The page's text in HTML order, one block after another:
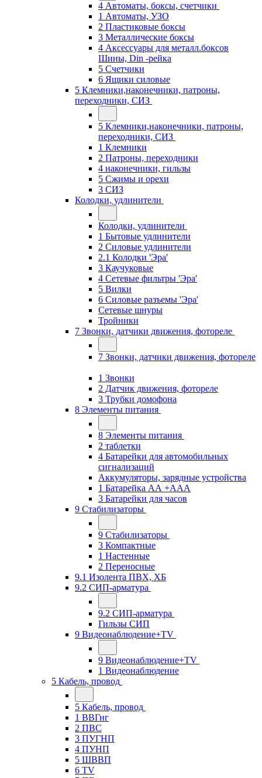
4 Автоматы, боксы, счетчики
1 Автоматы, УЗО
2 Пластиковые боксы
3 Металлические боксы
4 Аксессуары для металл.боксов
Шины, Din -рейка
5 Счетчики
6 Ящики силовые
5 Клемники,наконечники, патроны,
переходники, СИЗ
5 Клемники,наконечники, патроны,
переходники, СИЗ
1 Клемники
2 Патроны, переходники
4 наконечники, гильзы
5 Сжимы и орехи
3 СИЗ
Колодки, удлинители
Колодки, удлинители
1 Бытовые удлинители
2 Силовые удлинители
2.1 Колодки 'Эра'
3 Каучуковые
4 Сетевые фильтры 'Эра'
5 Вилки
6 Силовые разъемы 'Эра'
Сетевые шнуры
Тройники
7 Звонки, датчики движения, фотореле
7 Звонки, датчики движения, фотореле
1 Звонки
2 Датчик движения, фотореле
3 Трубки домофона
8 Элементы питания
8 Элементы питания
2 таблетки
4 Батарейки для автомобильных
сигнализаций
Аккумуляторы, зарядные устройства
1 Батарейка АА +ААА
3 Батарейки для часов
9 Стабилизаторы
9 Стабилизаторы
3 Компактные
1 Настенные
2 Переносные
9.1 Изолента ПВХ, ХБ
9.2 СИП-арматура
9.2 СИП-арматура
Гильзы СИП
9 Видеонаблюдение+TV
9 Видеонаблюдение+TV
1 Видеонаблюдение
5 Кабель, провод
5 Кабель, провод
1 ВВГнг
2 ПВС
3 ПУГНП
4 ПУНП
5 ШВВП
6 TV